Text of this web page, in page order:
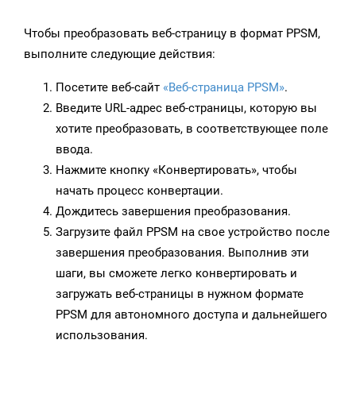
Чтобы преобразовать веб-страницу в формат PPSM,
выполните следующие действия:
Посетите веб-сайт «Веб-страница PPSM».
Введите URL-адрес веб-страницы, которую вы
хотите преобразовать, в соответствующее поле
ввода.
Нажмите кнопку «Конвертировать», чтобы
начать процесс конвертации.
Дождитесь завершения преобразования.
Загрузите файл PPSM на свое устройство после
завершения преобразования. Выполнив эти
шаги, вы сможете легко конвертировать и
загружать веб-страницы в нужном формате
PPSM для автономного доступа и дальнейшего
использования.